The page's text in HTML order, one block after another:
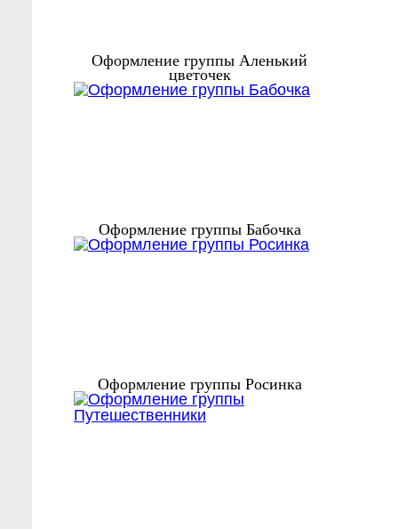
Оформление группы Аленький
цветочек
Оформление группы Бабочка
Оформление группы Росинка